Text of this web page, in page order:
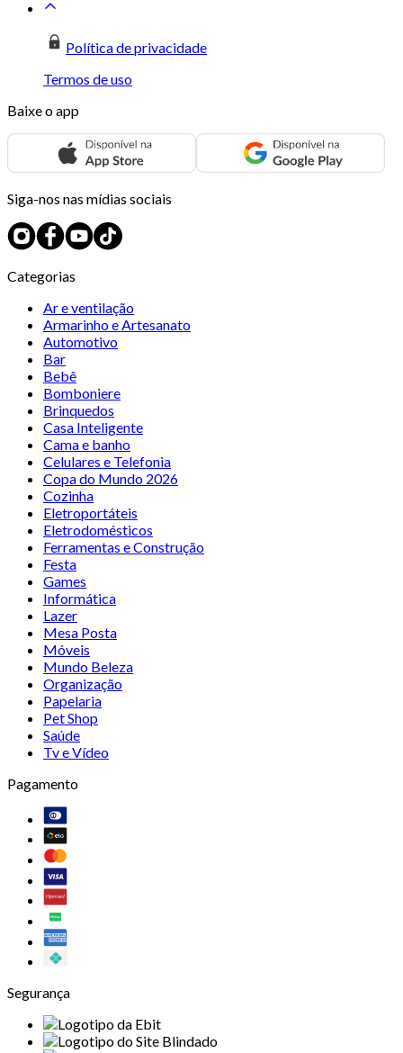
Política de privacidade
Termos de uso
Baixe o app
Siga-nos nas mídias sociais
Categorias
Ar e ventilação
Armarinho e Artesanato
Automotivo
Bar
Bebê
Bomboniere
Brinquedos
Casa Inteligente
Cama e banho
Celulares e Telefonia
Copa do Mundo 2026
Cozinha
Eletroportáteis
Eletrodomésticos
Ferramentas e Construção
Festa
Games
Informática
Lazer
Mesa Posta
Móveis
Mundo Beleza
Organização
Papelaria
Pet Shop
Saúde
Tv e Vídeo
Pagamento
Segurança